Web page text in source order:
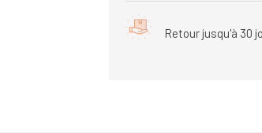
Retour jusqu'à 30